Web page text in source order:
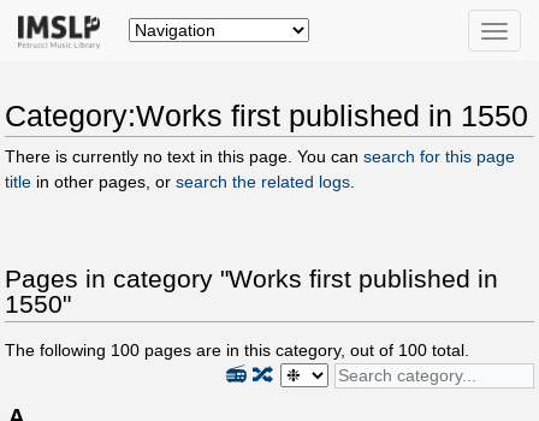
Toggle
Category:Works first published in 1550
There is currently no text in this page. You can search for this page
title in other pages, or search the related logs
Pages in category "Works first published in
1550"
The following 100 pages are in this category, out of 100 total.
🔀
📻